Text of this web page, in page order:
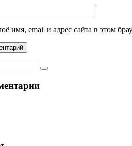
имя, email и адрес сайта в этом